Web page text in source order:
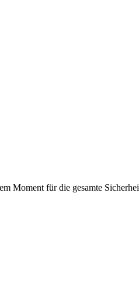
Moment für die gesamte